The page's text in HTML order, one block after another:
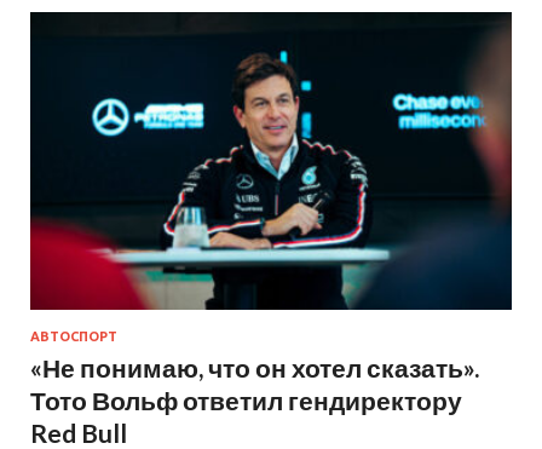
АВТОСПОРТ
«Не понимаю, что он хотел сказать».
Тото Вольф ответил гендиректору
Red Bull